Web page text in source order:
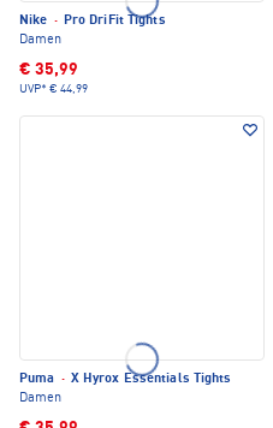
Nike · Pro DriFit Tights
Damen
€ 35,99
UVP* € 44,99
Puma · X Hyrox Essentials Tights
Damen